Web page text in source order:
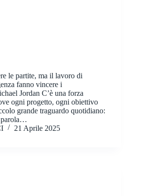
le partite, ma il lavoro di
fanno vincere i
Jordan C’è una forza
ogni progetto, ogni obiettivo
grande traguardo quotidiano:
parola…
21 Aprile 2025